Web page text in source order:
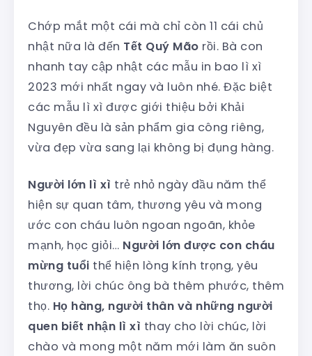
Chớp mắt một cái mà chỉ còn 11 cái chủ
nhật nữa là đến Tết Quý Mão rồi. Bà con
nhanh tay cập nhật các mẫu in bao lì xì
2023 mới nhất ngay và luôn nhé. Đặc biệt
các mẫu lì xì được giới thiệu bởi Khải
Nguyên đều là sản phẩm gia công riêng,
vừa đẹp vừa sang lại không bị đụng hàng.
Người lớn lì xì trẻ nhỏ ngày đầu năm thể
hiện sự quan tâm, thương yêu và mong
ước con cháu luôn ngoan ngoãn, khỏe
mạnh, học giỏi… Người lớn được con cháu
mừng tuổi thể hiện lòng kính trọng, yêu
thương, lời chúc ông bà thêm phước, thêm
thọ. Họ hàng, người thân và những người
quen biết nhận lì xì thay cho lời chúc, lời
chào và mong một năm mới làm ăn suôn